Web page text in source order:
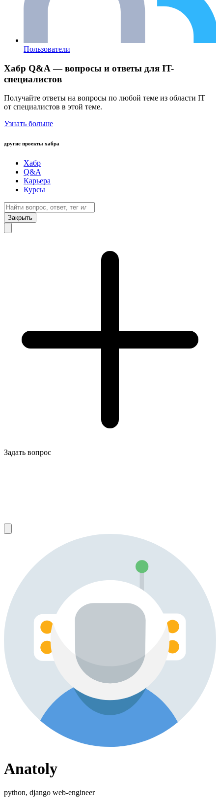
Пользователи
Хабр Q&A — вопросы и ответы для IT-
специалистов
Получайте ответы на вопросы по любой теме из области IT
от специалистов в этой теме.
Узнать больше
другие проекты хабра
Хабр
Q&A
Карьера
Курсы
Закрыть
Задать вопрос
Anatoly
python, django web-engineer